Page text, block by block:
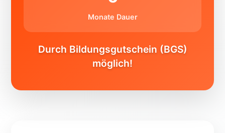
Monate Dauer
Durch Bildungsgutschein (BGS)
möglich!